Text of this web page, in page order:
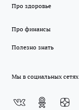
Про здоровье
Про финансы
Полезно знать
Мы в социальных сетях